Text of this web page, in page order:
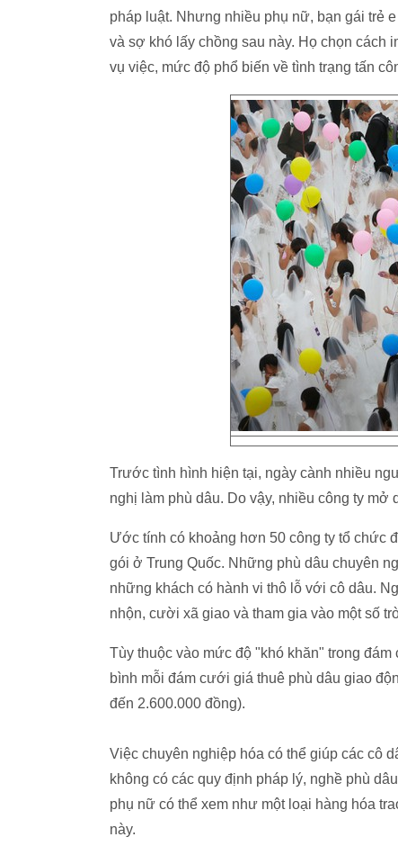
pháp luật. Nhưng nhiều phụ nữ, bạn gái trẻ
và sợ khó lấy chồng sau này. Họ chọn cách
vụ việc, mức độ phổ biến về tình trạng tấn
Trước tình hình hiện tại, ngày cành nhiều
nghị làm phù dâu. Do vậy, nhiều công ty mở
Ước tính có khoảng hơn 50 công ty tổ chức
gói ở Trung Quốc. Những phù dâu chuyên
những khách có hành vi thô lỗ với cô dâu.
nhộn, cười xã giao và tham gia vào một số
Tùy thuộc vào mức độ "khó khăn" trong
bình mỗi đám cưới giá thuê phù dâu giao
đến 2.600.000 đồng).
Việc chuyên nghiệp hóa có thể giúp các cô
không có các quy định pháp lý, nghề phù
phụ nữ có thể xem như một loại hàng hóa
này.